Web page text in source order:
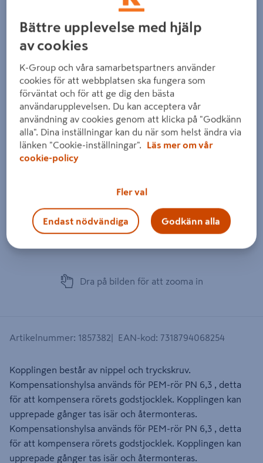
Dra på bilden för att zooma in
Artikelnummer: 1857382 EAN-kod: 7318794068254
Kopplingen består av nippel och tryckskruv.
Kompensationshylsa används för PEM-rör PN 6,3 , detta
för att kompensera rörets godstjocklek. Kopplingen kan
upprepade gånger tas isär och återmonteras.
Kompensationshylsa används för PEM-rör PN 6,3 , detta
för att kompensera rörets godstjocklek. Kopplingen kan
upprepade gånger tas isär och återmonteras.
Bättre upplevelse med hjälp
av cookies
K-Group och våra samarbetspartners använder
cookies för att webbplatsen ska fungera som
förväntat och för att ge dig den bästa
användarupplevelsen. Du kan acceptera vår
användning av cookies genom att klicka på "Godkänn
alla". Dina inställningar kan du när som helst ändra via
länken "Cookie-inställningar".
Läs mer om vår
cookie-policy
Fler val
Endast nödvändiga Godkänn alla